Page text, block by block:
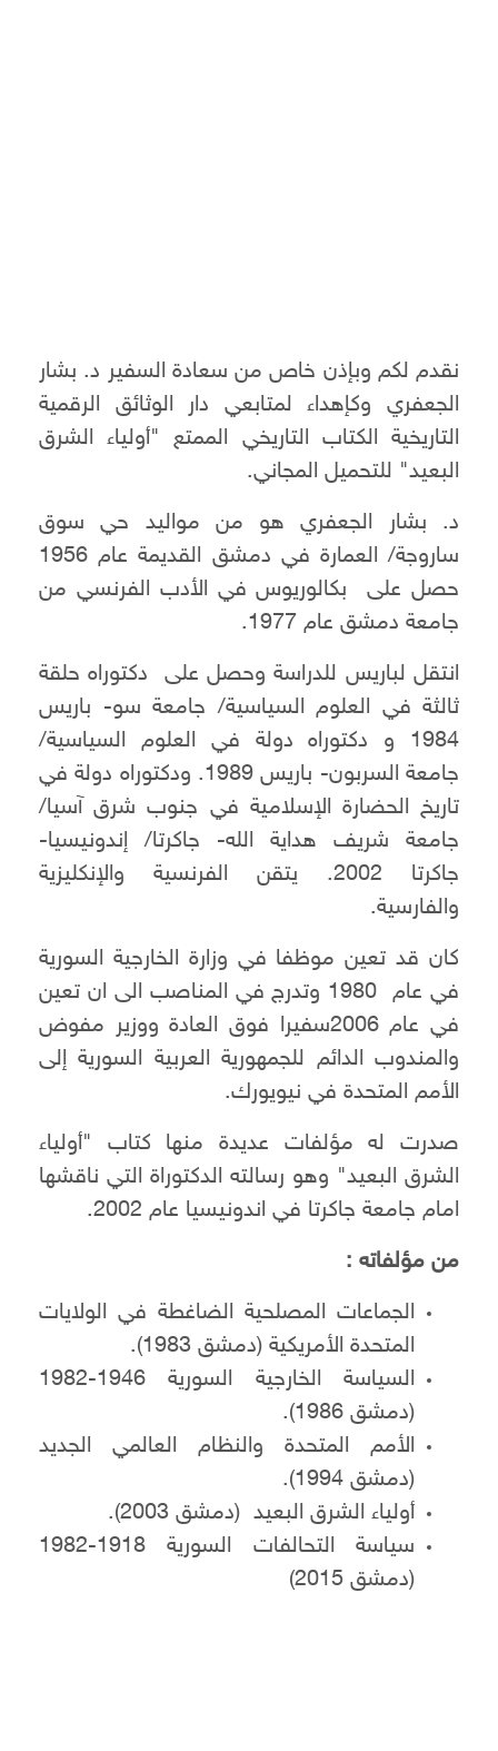
نقدم لكم وبإذن خاص من سعادة السفير د. بشار
الجعفري وكإهداء لمتابعي دار الوثائق الرقمية
التاريخية الكتاب التاريخي الممتع "أولياء الشرق
البعيد" للتحميل المجاني.
د. بشار الجعفري هو من مواليد حي سوق
ساروجة/ العمارة في دمشق القديمة عام 1956
حصل على بكالوريوس في الأدب الفرنسي من
جامعة دمشق عام 1977.
انتقل لباريس للدراسة وحصل على دكتوراه حلقة
ثالثة في العلوم السياسية/ جامعة سو- باريس
1984 و دكتوراه دولة في العلوم السياسية/
جامعة السربون- باريس 1989. ودكتوراه دولة في
تاريخ الحضارة الإسلامية في جنوب شرق آسيا/
جامعة شريف هداية الله- جاكرتا/ إندونيسيا-
جاكرتا 2002. يتقن الفرنسية والإنكليزية
والفارسية.
كان قد تعين موظفا في وزارة الخارجية السورية
في عام 1980 وتدرج في المناصب الى ان تعين
في عام 2006سفيرا فوق العادة ووزير مفوض
والمندوب الدائم للجمهورية العربية السورية إلى
الأمم المتحدة في نيويورك.
صدرت له مؤلفات عديدة منها كتاب "أولياء
الشرق البعيد" وهو رسالته الدكتوراة التي ناقشها
امام جامعة جاكرتا في اندونيسيا عام 2002.
من مؤلفاته :
الجماعات المصلحية الضاغطة في الولايات
المتحدة الأمريكية (دمشق 1983).
السياسة الخارجية السورية 1946-1982
(دمشق 1986).
الأمم المتحدة والنظام العالمي الجديد
(دمشق 1994).
أولياء الشرق البعيد (دمشق 2003).
سياسة التحالفات السورية 1918-1982
(دمشق 2015)